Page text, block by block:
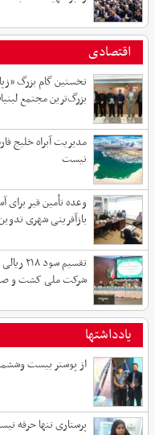
اقتصادی
نخستین گام بزرگ
بزرگ‌ترین مجتمع
مدیریت آبراه خلیج
نیست
وعده تأمین قیر
بازآفرینی شهری
تقسیم
شرکت ملی کشت و
یادداشتها
از پوستر بیست
پرستاری تنها حرفه